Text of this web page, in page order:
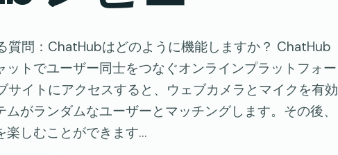
質問：ChatHubはどのように機能しますか？ ChatHub
ットでユーザー同士をつなぐオンラインプラットフォー
サイトにアクセスすると、ウェブカメラとマイクを有効
がランダムなユーザーとマッチングします。その後、
楽しむことができます…